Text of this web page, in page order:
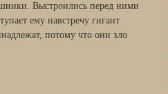
Выстроились перед ними
ему навстречу гигант
потому что они зло